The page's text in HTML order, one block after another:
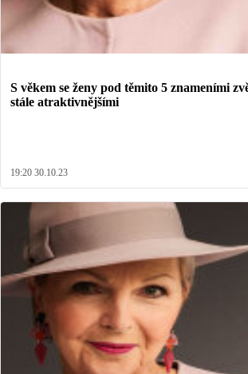
S věkem se ženy pod těmito 5 znameními
stále atraktivnějšími
19:20 30.10.23